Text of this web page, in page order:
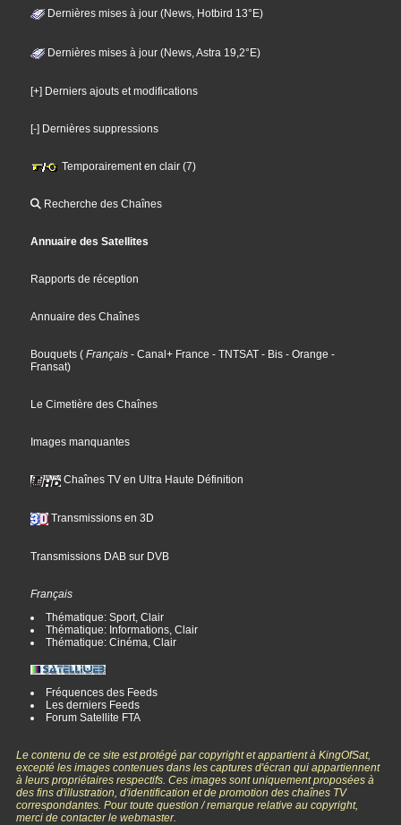
Dernières mises à jour (News, Hotbird 13°E)
Dernières mises à jour (News, Astra 19,2°E)
[+] Derniers ajouts et modifications
[-] Dernières suppressions
Temporairement en clair (7)
Recherche des Chaînes
Annuaire des Satellites
Rapports de réception
Annuaire des Chaînes
Bouquets ( Français - Canal+ France - TNTSAT - Bis - Orange -
Fransat)
Le Cimetière des Chaînes
Images manquantes
Chaînes TV en Ultra Haute Définition
Transmissions en 3D
Transmissions DAB sur DVB
Français
Thématique: Sport, Clair
Thématique: Informations, Clair
Thématique: Cinéma, Clair
Fréquences des Feeds
Les derniers Feeds
Forum Satellite FTA
Le contenu de ce site est protégé par copyright et appartient à KingOfSat,
excepté les images contenues dans les captures d'écran qui appartiennent
à leurs propriétaires respectifs. Ces images sont uniquement proposées à
des fins d'illustration, d'identification et de promotion des chaînes TV
correspondantes. Pour toute question / remarque relative au copyright,
merci de contacter le webmaster.